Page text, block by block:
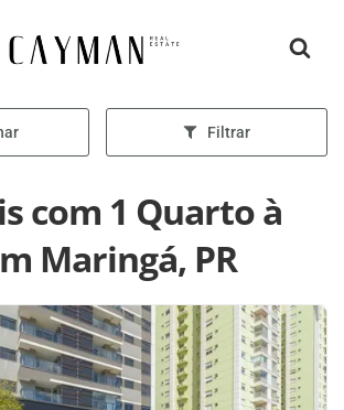
Página inicial
Filtrar
com 1 Quarto à
Maringá, PR